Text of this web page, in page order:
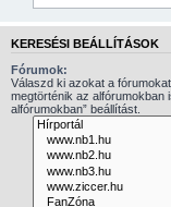
KERESÉSI BEÁLLÍTÁSOK
Fórumok:
Válaszd ki azokat a
megtörténik az alfórumokban
alfórumokban” beállítást.